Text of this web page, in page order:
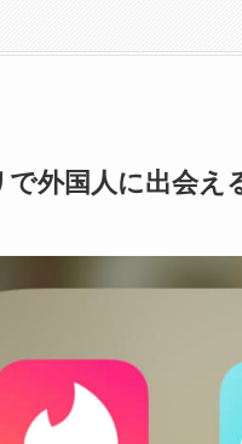
外国人に出会え